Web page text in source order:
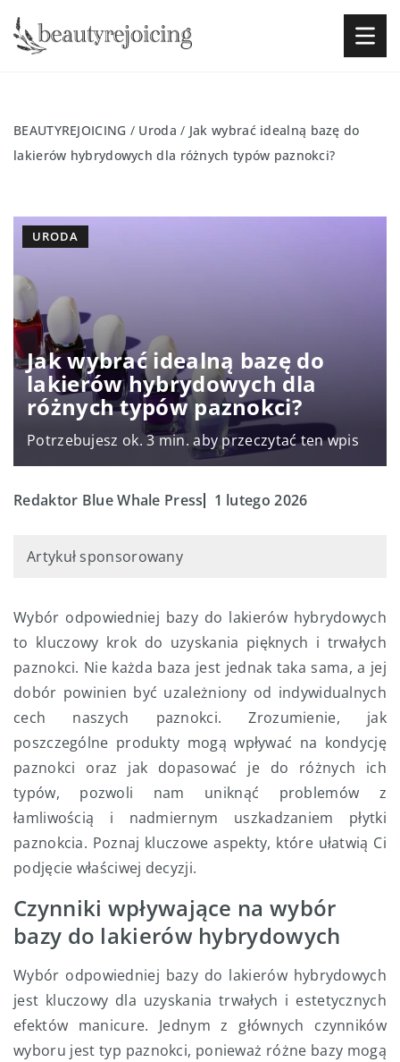
BEAUTYREJOICING / Uroda / Jak wybrać idealną bazę do
lakierów hybrydowych dla różnych typów paznokci?
Jak wybrać idealną bazę do
lakierów hybrydowych dla
różnych typów paznokci?
Potrzebujesz ok. 3 min. aby przeczytać ten wpis
URODA
Redaktor Blue Whale Press 1 lutego 2026
Artykuł sponsorowany
Wybór odpowiedniej bazy do lakierów hybrydowych
to kluczowy krok do uzyskania pięknych i trwałych
paznokci. Nie każda baza jest jednak taka sama, a jej
dobór powinien być uzależniony od indywidualnych
cech naszych paznokci. Zrozumienie, jak
poszczególne produkty mogą wpływać na kondycję
paznokci oraz jak dopasować je do różnych ich
typów, pozwoli nam uniknąć problemów z
łamliwością i nadmiernym uszkadzaniem płytki
paznokcia. Poznaj kluczowe aspekty, które ułatwią Ci
podjęcie właściwej decyzji.
Czynniki wpływające na wybór
bazy do lakierów hybrydowych
Wybór odpowiedniej bazy do lakierów hybrydowych
jest kluczowy dla uzyskania trwałych i estetycznych
efektów manicure. Jednym z głównych czynników
wyboru jest typ paznokci, ponieważ różne bazy mogą